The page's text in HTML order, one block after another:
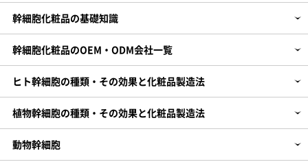
幹細胞化粧品の基礎知識
幹細胞化粧品のOEM・ODM会社一覧
ヒト幹細胞の種類・その効果と化粧品製造法
植物幹細胞の種類・その効果と化粧品製造法
動物幹細胞